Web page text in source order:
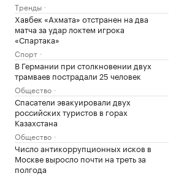
Тренды
Хавбек «Ахмата» отстранен на два
матча за удар локтем игрока
«Спартака»
Спорт
В Германии при столкновении двух
трамваев пострадали 25 человек
Общество
Спасатели эвакуировали двух
российских туристов в горах
Казахстана
Общество
Число антикоррупционных исков в
Москве выросло почти на треть за
полгода